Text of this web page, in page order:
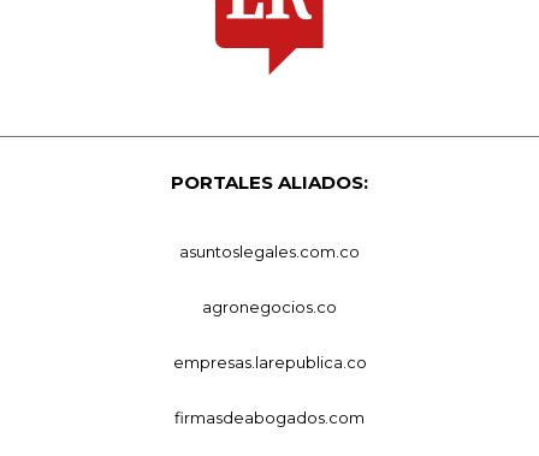
PORTALES ALIADOS:
asuntoslegales.com.co
agronegocios.co
empresas.larepublica.co
firmasdeabogados.com